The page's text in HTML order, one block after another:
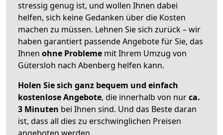
stressig genug ist, und wollen Ihnen dabei
helfen, sich keine Gedanken über die Kosten
machen zu müssen. Lehnen Sie sich zurück – wir
haben garantiert passende Angebote für Sie, das
Ihnen ohne Probleme mit Ihrem Umzug von
Gütersloh nach Abenberg helfen kann.
Holen Sie sich ganz bequem und einfach
kostenlose Angebote, die innerhalb von nurca.
3 Minuten bei Ihnen sind. Und das Beste daran
ist, dass all dies zu erschwinglichen Preisen